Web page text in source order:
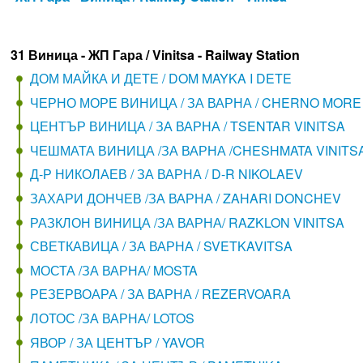
31 Виница - ЖП Гара / Vinitsa - Railway Station
ДОМ МАЙКА И ДЕТЕ / DOM MAYKA I DETE
ЧЕРНО МОРЕ ВИНИЦА / ЗА ВАРНА / CHERNO MORE
ЦЕНТЪР ВИНИЦА / ЗА ВАРНА / TSENTAR VINITSA
ЧЕШМАТА ВИНИЦА /ЗА ВАРНА /CHESHMATA
Д-Р НИКОЛАЕВ / ЗА ВАРНА / D-R NIKOLAEV
ЗАХАРИ ДОНЧЕВ /ЗА ВАРНА / ZAHARI DONCHEV
РАЗКЛОН ВИНИЦА /ЗА ВАРНА/ RAZKLON VINITSA
СВЕТКАВИЦА / ЗА ВАРНА / SVETKAVITSA
МОСТА /ЗА ВАРНА/ MOSTA
РЕЗЕРВОАРА / ЗА ВАРНА / REZERVOARA
ЛОТОС /ЗА ВАРНА/ LOTOS
ЯВОР / ЗА ЦЕНТЪР / YAVOR